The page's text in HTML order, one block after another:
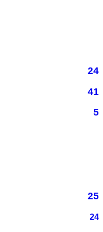
24
41
5
25
24